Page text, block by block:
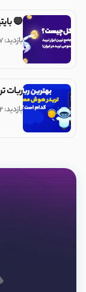
🔴
بازدید: ۱,۰۱۶,۹۱۷
ربات
بازدید: ۱,۰۷۶,۵۱۲